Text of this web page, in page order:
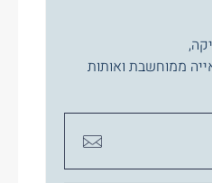
,
ממוחשבת ואותות